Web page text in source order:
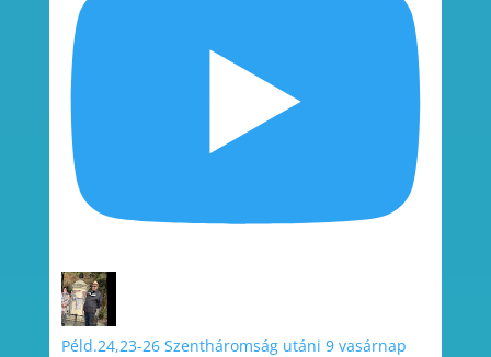
Péld.24,23-26 Szentháromság utáni 9 vasárnap